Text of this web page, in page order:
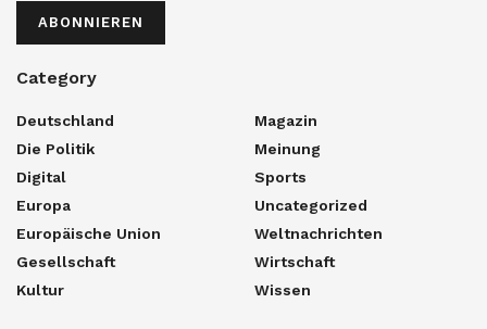
ABONNIEREN
Category
Deutschland
Die Politik
Digital
Europa
Europäische Union
Gesellschaft
Kultur
Magazin
Meinung
Sports
Uncategorized
Weltnachrichten
Wirtschaft
Wissen